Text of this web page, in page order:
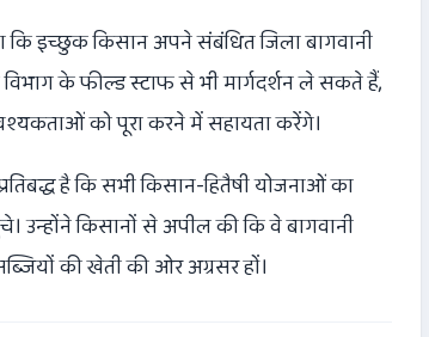
कि इच्छुक किसान अपने संबंधित जिला बागवानी
के फील्ड स्टाफ से भी मार्गदर्शन ले सकते हैं,
को पूरा करने में सहायता करेंगे।
है कि सभी किसान-हितैषी योजनाओं का
उन्होंने किसानों से अपील की कि वे बागवानी
की खेती की ओर अग्रसर हों।